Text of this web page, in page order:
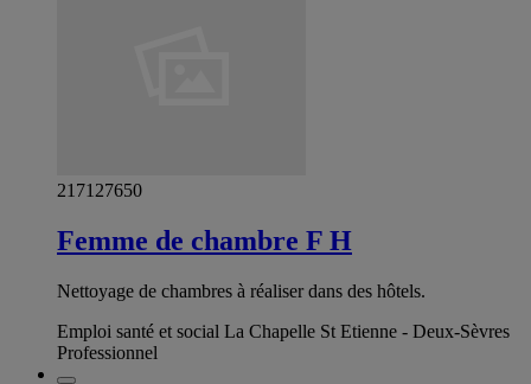
217127650
Femme de chambre F H
Nettoyage de chambres à réaliser dans des hôtels.
Emploi santé et social La Chapelle St Etienne - Deux-Sèvres
Professionnel